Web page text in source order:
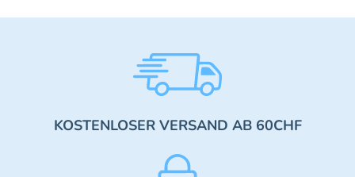
KOSTENLOSER VERSAND AB 60CHF